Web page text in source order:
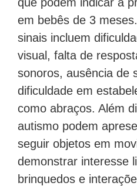
em bebês de 3
sinais incluem
visual, falta de
sonoros, ausência de
dificuldade em
como abraços. Além
autismo podem
seguir objetos em
demonstrar interesse
brinquedos e